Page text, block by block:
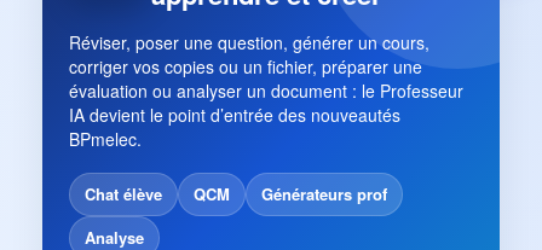
Réviser, poser une question, générer un cours,
corriger vos copies ou un fichier, préparer une
évaluation ou analyser un document : le Professeur
IA devient le point d’entrée des nouveautés
BPmelec.
Chat élève QCM
Générateurs prof
Analyse